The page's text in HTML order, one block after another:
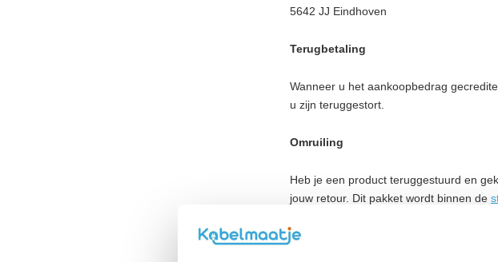
5642 JJ Eindhoven
Terugbetaling
Wanneer u het aankoopbedrag
u zijn teruggestort.
Omruiling
Heb je een product teruggestuurd en
jouw retour. Dit pakket wordt binnen de
Retourbeleid